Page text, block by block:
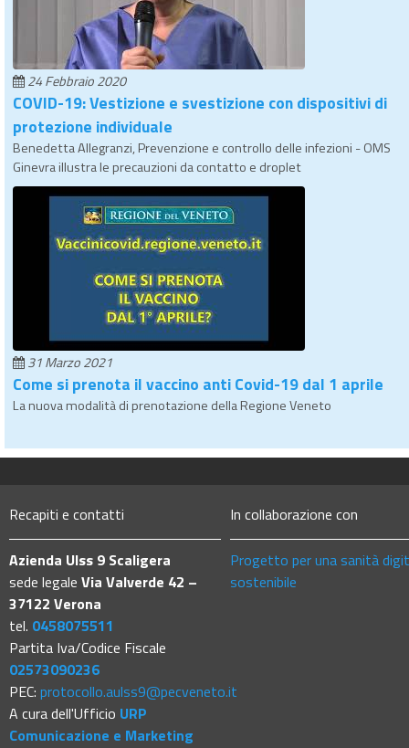
24 Febbraio 2020
COVID-19: Vestizione e svestizione con dispositivi di
protezione individuale
Benedetta Allegranzi, Prevenzione e controllo delle infezioni - OMS
Ginevra illustra le precauzioni da contatto e droplet
31 Marzo 2021
Come si prenota il vaccino anti Covid-19 dal 1 aprile
La nuova modalità di prenotazione della Regione Veneto
Recapiti e contatti
Azienda Ulss 9 Scaligera
sede legale Via Valverde 42 –
37122 Verona
tel. 0458075511
Partita Iva/Codice Fiscale
02573090236
PEC: protocollo.aulss9@pecveneto.it
A cura dell'Ufficio URP
Comunicazione e Marketing
In collaborazione con
Progetto per una sanità
sostenibile